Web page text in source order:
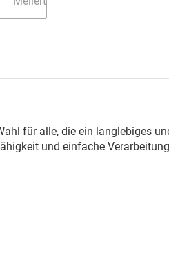
für alle, die ein langlebiges
und einfache